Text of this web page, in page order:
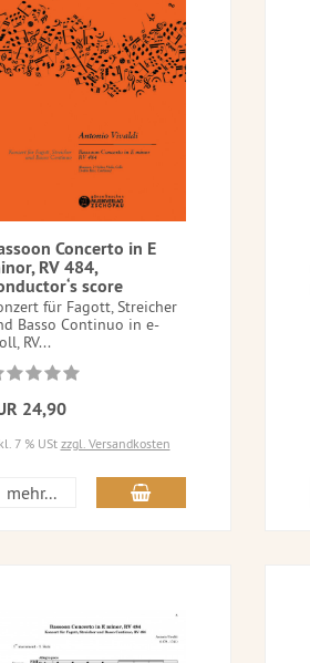
Concerto in E
RV 484,
score
für Fagott, Streicher
Basso Continuo in e-
RV...
24,90
7 % USt zzgl. Versandkosten
mehr...